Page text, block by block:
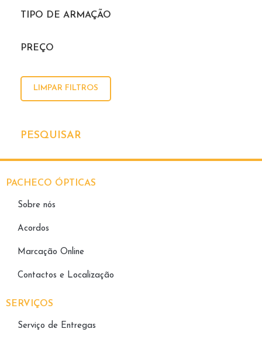
TIPO DE ARMAÇÃO
PREÇO
LIMPAR FILTROS
PESQUISAR
PACHECO ÓPTICAS
Sobre nós
Acordos
Marcação Online
Contactos e Localização
SERVIÇOS
Serviço de Entregas